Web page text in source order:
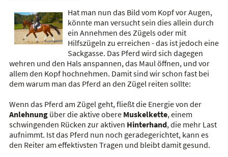
Hat man nun das Bild vom Kopf vor Augen,
könnte man versucht sein dies allein durch
ein Annehmen des Zügels oder mit
Hilfszügeln zu erreichen - das ist jedoch eine
Sackgasse. Das Pferd wird sich dagegen
wehren und den Hals anspannen, das Maul öffnen, und vor
allem den Kopf hochnehmen. Damit sind wir schon fast bei
dem warum man das Pferd an den Zügel reiten sollte:
Wenn das Pferd am Zügel geht, fließt die Energie von der
Anlehnung über die aktive obere Muskelkette, einem
schwingenden Rücken zur aktiven Hinterhand, die mehr Last
aufnimmt. Ist das Pferd nun noch geradegerichtet, kann es
den Reiter am effektivsten Tragen und bleibt damit gesund.